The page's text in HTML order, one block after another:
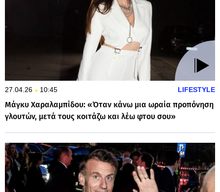
27.04.26 10:45 LIFESTYLE
Μάγκυ Χαραλαμπίδου: «Όταν κάνω μια ωραία προπόνηση
γλουτών, μετά τους κοιτάζω και λέω φτου σου»